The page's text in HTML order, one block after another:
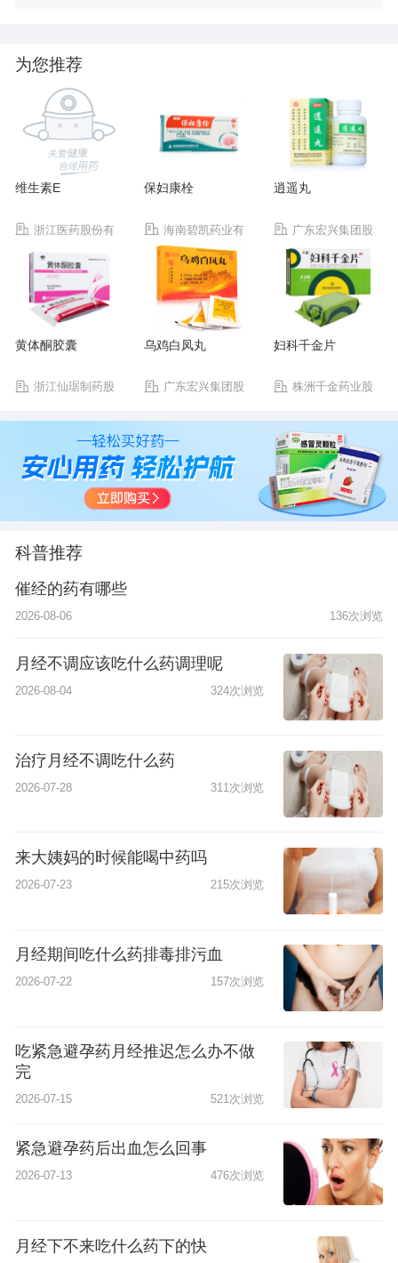
为您推荐
维生素E
浙江医药股份有
保妇康栓
海南碧凯药业有
限公司
逍遥丸
广东宏兴集团股
份有限公司宏兴制药
黄体酮胶囊
浙江仙琚制药股
乌鸡白凤丸
广东宏兴集团股
厂
妇科千金片
株洲千金药业股
科普推荐
催经的药有哪些
2026-08-06 136次浏览
月经不调应该吃什么药调理呢
2026-08-04 324次浏览
治疗月经不调吃什么药
2026-07-28 311次浏览
来大姨妈的时候能喝中药吗
2026-07-23 215次浏览
月经期间吃什么药排毒排污血
2026-07-22 157次浏览
吃紧急避孕药月经推迟怎么办不做
完
2026-07-15 521次浏览
紧急避孕药后出血怎么回事
2026-07-13 476次浏览
月经下不来吃什么药下的快